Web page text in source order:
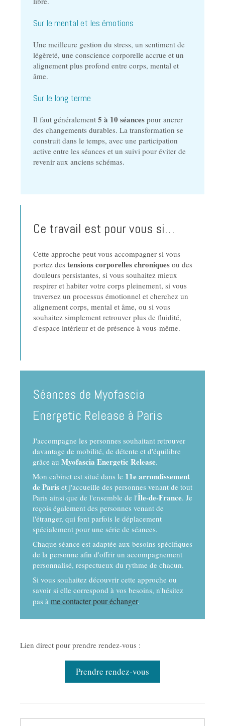
Sur le mental et les émotions
Une meilleure gestion du stress, un sentiment de
légèreté, une conscience corporelle accrue et un
alignement plus profond entre corps, mental et
âme.
Sur le long terme
Il faut généralement 5 à 10 séances pour ancrer
des changements durables. La transformation se
construit dans le temps, avec une participation
active entre les séances et un suivi pour éviter de
revenir aux anciens schémas.
Ce travail est pour vous si…
Cette approche peut vous accompagner si vous
portez des tensions corporelles chroniques ou des
douleurs persistantes, si vous souhaitez mieux
respirer et habiter votre corps pleinement, si vous
traversez un processus émotionnel et cherchez un
alignement corps, mental et âme, ou si vous
souhaitez simplement retrouver plus de fluidité,
d'espace intérieur et de présence à vous-même.
Séances de Myofascia
Energetic Release à Paris
J'accompagne les personnes souhaitant retrouver
davantage de mobilité, de détente et d'équilibre
grâce au Myofascia Energetic Release.
Mon cabinet est situé dans le 11e arrondissement
de Paris et j'accueille des personnes venant de tout
Paris ainsi que de l'ensemble de l'Île-de-France. Je
reçois également des personnes venant de
l'étranger, qui font parfois le déplacement
spécialement pour une série de séances.
Chaque séance est adaptée aux besoins spécifiques
de la personne afin d'offrir un accompagnement
personnalisé, respectueux du rythme de chacun.
Si vous souhaitez découvrir cette approche ou
savoir si elle correspond à vos besoins, n'hésitez
pas à me contacter pour échanger.
Lien direct pour prendre rendez-vous :
Prendre rendez-vous